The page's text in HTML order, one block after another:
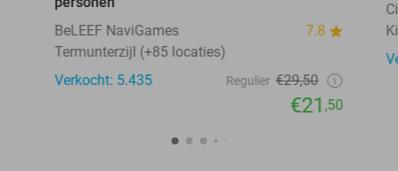
BeLEEF NaviGames
7.8
Termunterzijl (+85 locaties)
Verkocht: 5.435
Regulier €29,50
€21,50